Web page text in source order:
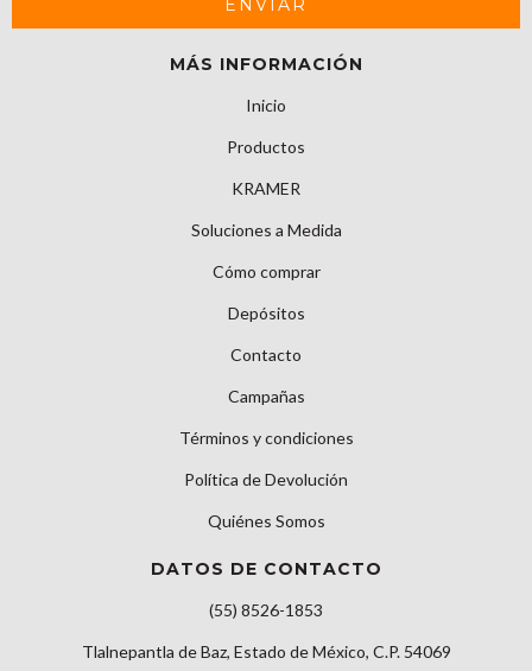
MÁS INFORMACIÓN
Inicio
Productos
KRAMER
Soluciones a Medida
Cómo comprar
Depósitos
Contacto
Campañas
Términos y condiciones
Política de Devolución
Quiénes Somos
DATOS DE CONTACTO
(55) 8526-1853
Tlalnepantla de Baz, Estado de México, C.P. 54069